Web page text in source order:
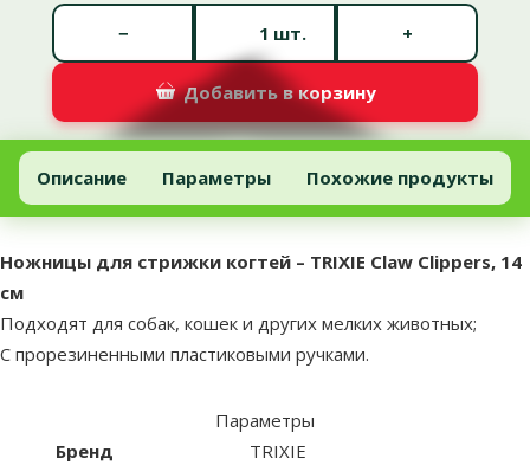
шт.
− +
Добавить в корзину
Ножницы для стрижки когтей – TRIXIE Claw Clippers, 14 см
Добавить в корзину
Описание Параметры Похожие продукты
В начало страницы
superzoo.product.detail.content
Ножницы для стрижки когтей – TRIXIE Claw Clippers, 14
см
Подходят для собак, кошек и других мелких животных;
С прорезиненными пластиковыми ручками.
Параметры
Бренд
TRIXIE